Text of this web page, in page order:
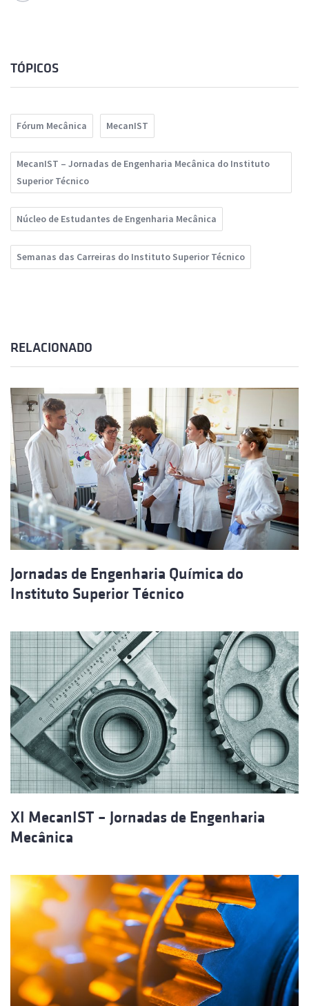
TÓPICOS
Fórum Mecânica MecanIST
MecanIST – Jornadas de Engenharia Mecânica do Instituto
Superior Técnico
Núcleo de Estudantes de Engenharia Mecânica
Semanas das Carreiras do Instituto Superior Técnico
RELACIONADO
Jornadas de Engenharia Química do
Instituto Superior Técnico
XI MecanIST – Jornadas de Engenharia
Mecânica